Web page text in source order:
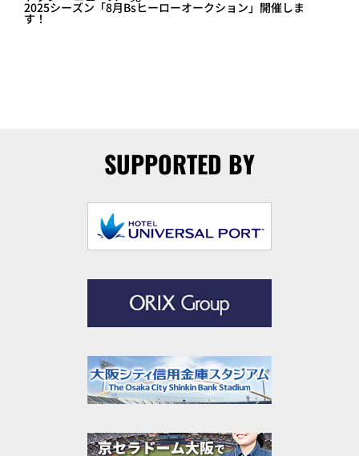
2025シーズン「8月Bsヒーローオークション」開催しま
す！
SUPPORTED BY